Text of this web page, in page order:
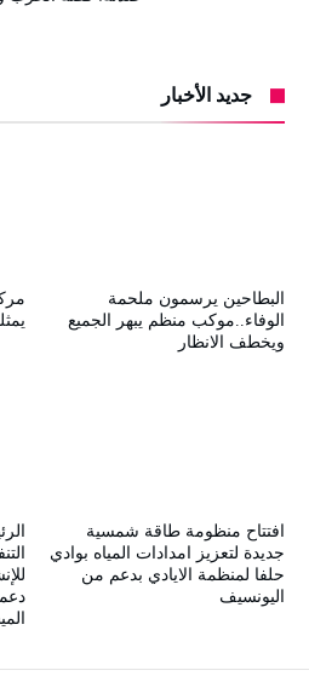
جديد الأخبار
البطاحين يرسمون ملحمة
الوفاء..موكب منظم يبهر الجميع
ويخطف الانظار
افتتاح منظومة طاقة شمسية
جديدة لتعزيز امدادات المياه بوادي
حلفا لمنظمة الايادي بدعم من
اليونسيف